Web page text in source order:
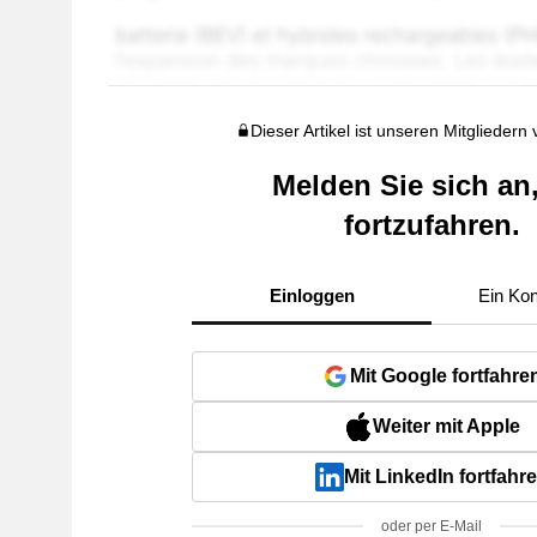
Dieser Artikel ist unseren Mitgliedern
Melden Sie sich
fortzufahren.
Einloggen Ein
Mit Google
Weiter mit Apple
Mit LinkedIn
oder per E-Mail